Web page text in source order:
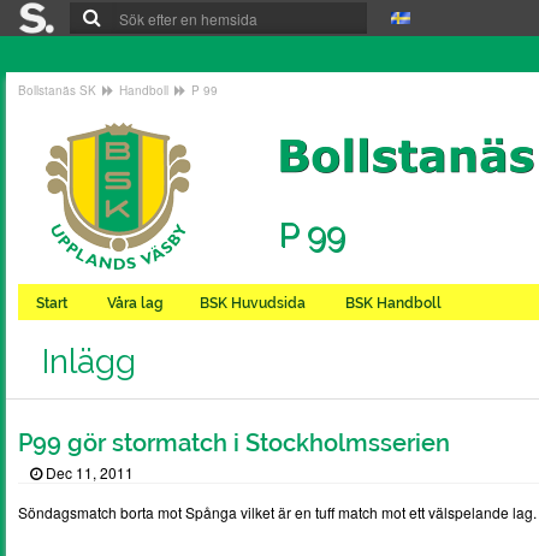
Bollstanäs SK Handboll P 99
P 99
Start Våra lag BSK Huvudsida BSK Handboll
Inlägg
P99 gör stormatch i Stockholmsserien
Dec 11, 2011
Söndagsmatch borta mot Spånga vilket är en tuff match mot ett välspelande lag.